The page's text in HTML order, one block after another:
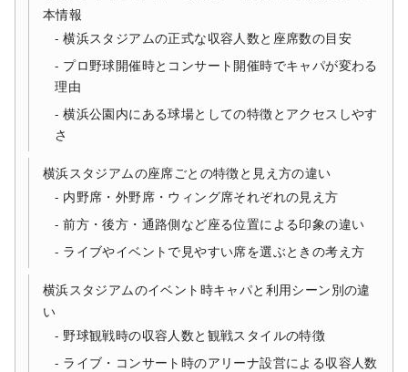
本情報
横浜スタジアムの正式な収容人数と座席数の目安
プロ野球開催時とコンサート開催時でキャパが変わる
理由
横浜公園内にある球場としての特徴とアクセスしやす
さ
横浜スタジアムの座席ごとの特徴と見え方の違い
内野席・外野席・ウィング席それぞれの見え方
前方・後方・通路側など座る位置による印象の違い
ライブやイベントで見やすい席を選ぶときの考え方
横浜スタジアムのイベント時キャパと利用シーン別の違
い
野球観戦時の収容人数と観戦スタイルの特徴
ライブ・コンサート時のアリーナ設営による収容人数